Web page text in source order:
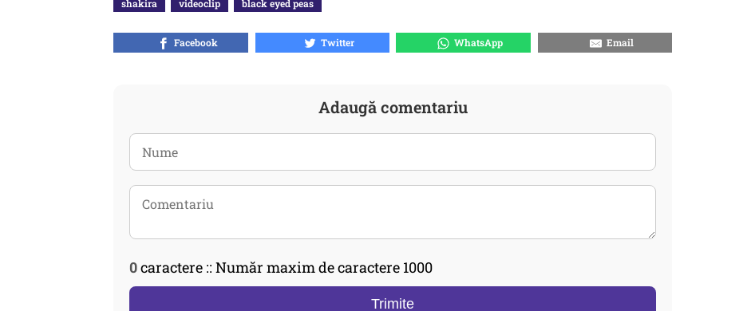
shakira videoclip black eyed peas
Facebook Twitter WhatsApp Email
Adaugă comentariu
0caractere :: Număr maxim de caractere 1000
Trimite